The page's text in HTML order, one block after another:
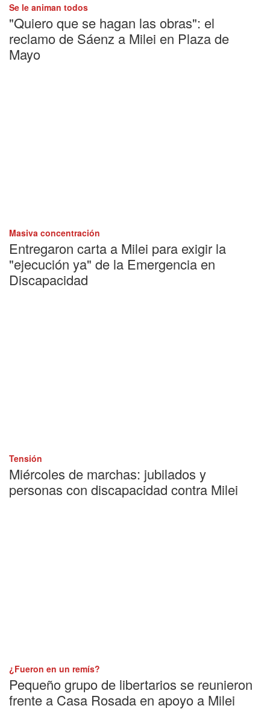
Se le animan todos
"Quiero que se hagan las obras": el
reclamo de Sáenz a Milei en Plaza de
Mayo
Masiva concentración
Entregaron carta a Milei para exigir la
"ejecución ya" de la Emergencia en
Discapacidad
Tensión
Miércoles de marchas: jubilados y
personas con discapacidad contra Milei
¿Fueron en un remís?
Pequeño grupo de libertarios se reunieron
frente a Casa Rosada en apoyo a Milei